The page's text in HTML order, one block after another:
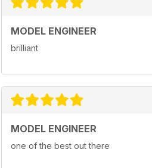
MODEL ENGINEER
brilliant
MODEL ENGINEER
one of the best out there